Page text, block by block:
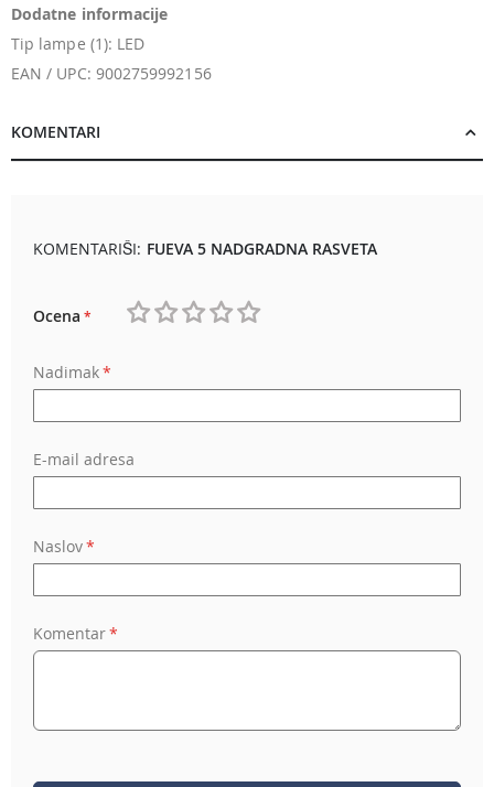
Dodatne informacije
Tip lampe (1): LED
EAN / UPC: 9002759992156
KOMENTARI
KOMENTARIŠI: FUEVA 5 NADGRADNA RASVETA
Ocena
Nadimak
E-mail adresa
Naslov
Komentar